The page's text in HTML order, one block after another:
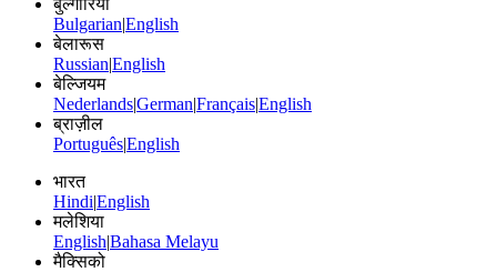
बुल्गारिया
BulgarianEnglish
बेलारूस
RussianEnglish
बेल्जियम
NederlandsGermanFrançaisEnglish
ब्राज़ील
PortuguêsEnglish
भारत
HindiEnglish
मलेशिया
EnglishBahasa Melayu
मैक्सिको